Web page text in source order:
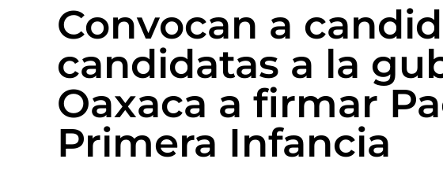
Convocan a
candidatas a la
Oaxaca a firmar
Primera Infancia